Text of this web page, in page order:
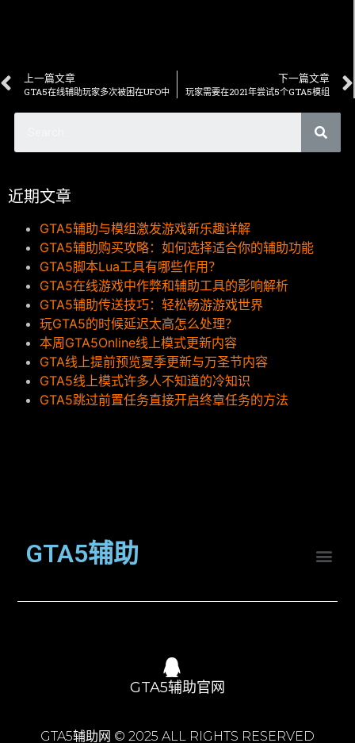
上一篇文章
GTA5在线辅助玩家多次被困在UFO中
下一篇文章
玩家需要在2021年尝试5个GTA5模组
近期文章
GTA5辅助与模组激发游戏新乐趣详解
GTA5辅助购买攻略：如何选择适合你的辅助功能
GTA5脚本Lua工具有哪些作用？
GTA5在线游戏中作弊和辅助工具的影响解析
GTA5辅助传送技巧：轻松畅游游戏世界
玩GTA5的时候延迟太高怎么处理？
本周GTA5Online线上模式更新内容
GTA线上提前预览夏季更新与万圣节内容
GTA5线上模式许多人不知道的冷知识
GTA5跳过前置任务直接开启终章任务的方法
GTA5辅助
GTA5辅助官网
GTA5辅助网 © 2025 ALL RIGHTS RESERVED